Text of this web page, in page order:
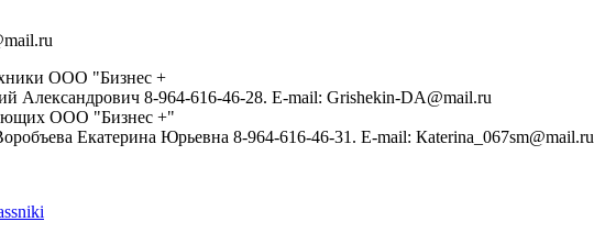
ООО "Бизнес +
Александрович 8-964-616-46-28. Е-mail: Grishekin-DA@mail.ru
ООО "Бизнес +"
Екатерина Юрьевна 8-964-616-46-31. Е-mail: Кaterina_067sm@mail.ru